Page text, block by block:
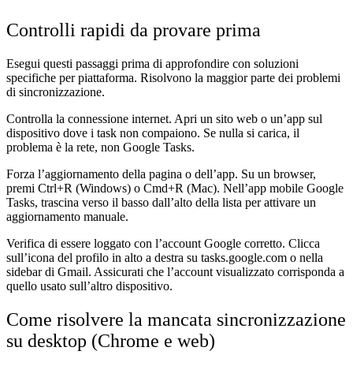
Controlli rapidi da provare prima
Esegui questi passaggi prima di approfondire con soluzioni
specifiche per piattaforma. Risolvono la maggior parte dei problemi
di sincronizzazione.
Controlla la connessione internet. Apri un sito web o un’app sul
dispositivo dove i task non compaiono. Se nulla si carica, il
problema è la rete, non Google Tasks.
Forza l’aggiornamento della pagina o dell’app. Su un browser,
premi Ctrl+R (Windows) o Cmd+R (Mac). Nell’app mobile Google
Tasks, trascina verso il basso dall’alto della lista per attivare un
aggiornamento manuale.
Verifica di essere loggato con l’account Google corretto. Clicca
sull’icona del profilo in alto a destra su tasks.google.com o nella
sidebar di Gmail. Assicurati che l’account visualizzato corrisponda a
quello usato sull’altro dispositivo.
Come risolvere la mancata sincronizzazione
su desktop (Chrome e web)